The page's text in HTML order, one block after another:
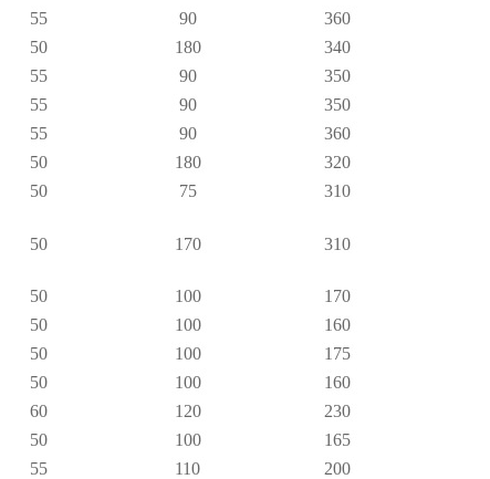
55 90
360
50 180
340
55 90
350
55 90
350
55 90
360
50 180
320
50 75
310
50 170 310
50 100
170
50 100 160
50 100
175
50 100
160
60 120
230
50 100
165
55 110
200